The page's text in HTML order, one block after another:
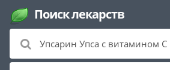
Поиск лекарств